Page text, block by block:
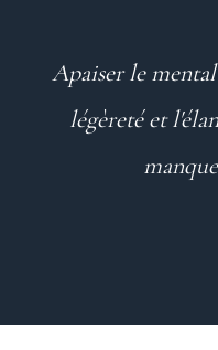
Apaiser le
légèreté et